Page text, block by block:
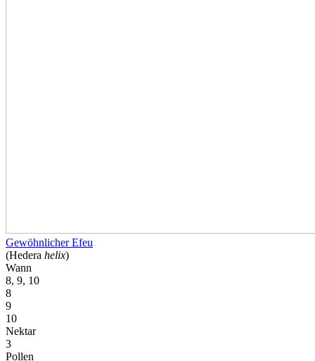
Gewöhnlicher Efeu
(Hedera helix)
Wann
8, 9, 10
8
9
10
Nektar
3
Pollen